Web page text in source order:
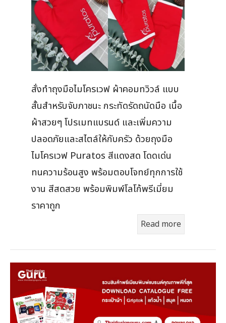
สั่งทำถุงมือไมโครเวฟ ผ้าคอมทวิวล์ แบบ
สั้นสำหรับจับภาชนะ กระทัดรัดถนัดมือ เนื้อ
ผ้าสวยๆ โปรเมทแบรนด์ และเพิ่มความ
ปลอดภัยและสไตล์ให้กับครัว ด้วยถุงมือ
ไมโครเวฟ Puratos สีแดงสด โดดเด่น
ทนความร้อนสูง พร้อมตอบโจทย์ทุกการใช้
งาน สีสดสวย พร้อมพิมพ์โลโก้พรีเมี่ยม
ราคาถูก
Read more